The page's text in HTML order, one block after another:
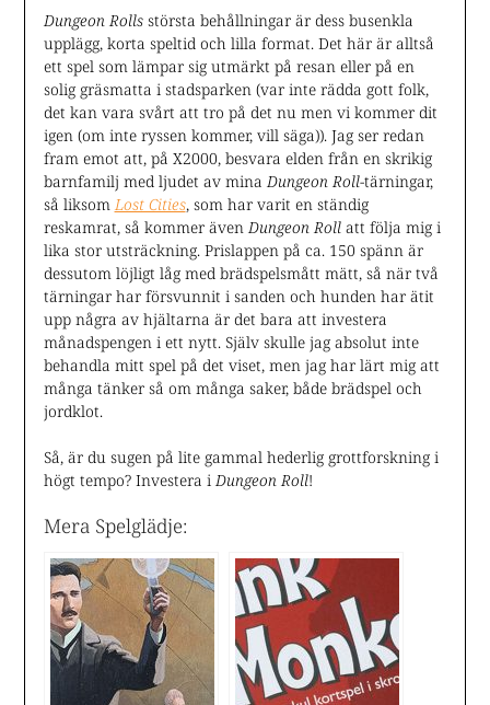
Dungeon Rollsstörsta behållningar är dess busenkla
upplägg, korta speltid och lilla format. Det här är alltså
ett spel som lämpar sig utmärkt på resan eller på en
solig gräsmatta i stadsparken (var inte rädda gott folk,
det kan vara svårt att tro på det nu men vi kommer dit
igen (om inte ryssen kommer, vill säga)). Jag ser redan
fram emot att, på X2000, besvara elden från en skrikig
barnfamilj med ljudet av mina Dungeon Roll-tärningar,
så liksom Lost Cities, som har varit en ständig
reskamrat, så kommer även Dungeon Rollatt följa mig i
lika stor utsträckning. Prislappen på ca. 150 spänn är
dessutom löjligt låg med brädspelsmått mätt, så när två
tärningar har försvunnit i sanden och hunden har ätit
upp några av hjältarna är det bara att investera
månadspengen i ett nytt. Själv skulle jag absolut inte
behandla mitt spel på det viset, men jag har lärt mig att
många tänker så om många saker, både brädspel och
jordklot.
Så, är du sugen på lite gammal hederlig grottforskning i
högt tempo? Investera i Dungeon Roll!
Mera Spelglädje: